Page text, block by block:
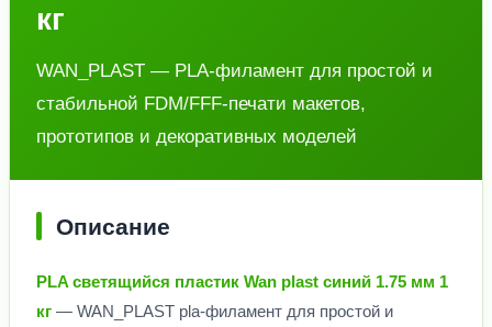
кг
WAN_PLAST — PLA-филамент для простой и
стабильной FDM/FFF-печати макетов,
прототипов и декоративных моделей
Описание
PLA светящийся пластик Wan plast синий 1.75 мм 1
кг — WAN_PLAST pla-филамент для простой и